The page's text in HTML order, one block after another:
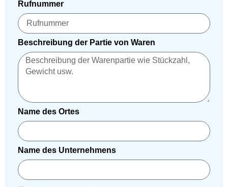
Rufnummer
Beschreibung der Partie von Waren
Name des Ortes
Name des Unternehmens